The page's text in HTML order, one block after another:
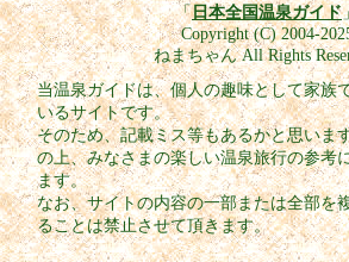
「日本全国温泉ガイド
Copyright (C) 2004-
ねまちゃん All Rights
当温泉ガイドは、個人の趣味として家族
いるサイトです。
そのため、記載ミス等もあるかと思いま
の上、みなさまの楽しい温泉旅行の参考
ます。
なお、サイトの内容の一部または全部を
ることは禁止させて頂きます。